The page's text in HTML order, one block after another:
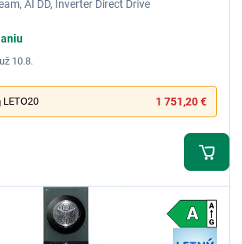
AI DD, Inverter Direct Drive
10.8.
LETO20 1 751,20 €